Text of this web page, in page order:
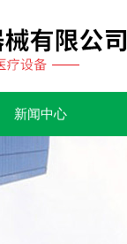
新闻中心